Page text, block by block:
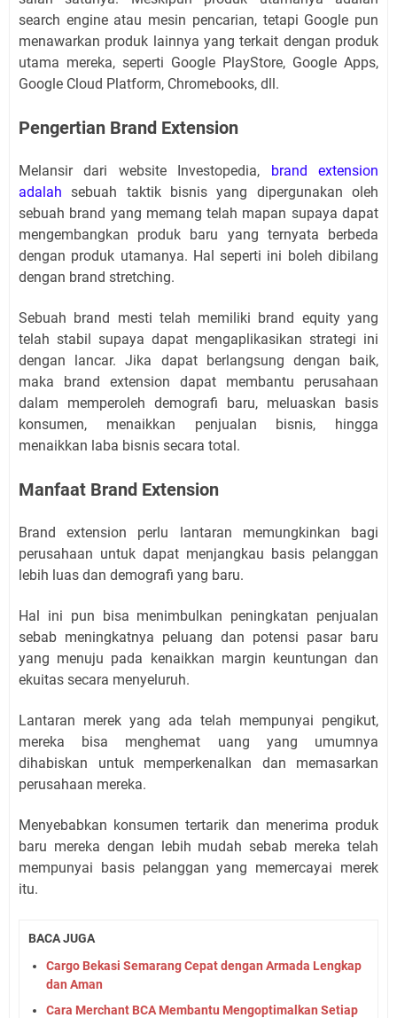
search engine atau mesin pencarian, tetapi Google pun
menawarkan produk lainnya yang terkait dengan produk
utama mereka, seperti Google PlayStore, Google Apps,
Google Cloud Platform, Chromebooks, dll.
Pengertian Brand Extension
Melansir dari website Investopedia, brand extension
adalah sebuah taktik bisnis yang dipergunakan oleh
sebuah brand yang memang telah mapan supaya dapat
mengembangkan produk baru yang ternyata berbeda
dengan produk utamanya. Hal seperti ini boleh dibilang
dengan brand stretching.
Sebuah brand mesti telah memiliki brand equity yang
telah stabil supaya dapat mengaplikasikan strategi ini
dengan lancar. Jika dapat berlangsung dengan baik,
maka brand extension dapat membantu perusahaan
dalam memperoleh demografi baru, meluaskan basis
konsumen, menaikkan penjualan bisnis, hingga
menaikkan laba bisnis secara total.
Manfaat Brand Extension
Brand extension perlu lantaran memungkinkan bagi
perusahaan untuk dapat menjangkau basis pelanggan
lebih luas dan demografi yang baru.
Hal ini pun bisa menimbulkan peningkatan penjualan
sebab meningkatnya peluang dan potensi pasar baru
yang menuju pada kenaikkan margin keuntungan dan
ekuitas secara menyeluruh.
Lantaran merek yang ada telah mempunyai pengikut,
mereka bisa menghemat uang yang umumnya
dihabiskan untuk memperkenalkan dan memasarkan
perusahaan mereka.
Menyebabkan konsumen tertarik dan menerima produk
baru mereka dengan lebih mudah sebab mereka telah
mempunyai basis pelanggan yang memercayai merek
itu.
BACA JUGA
Cargo Bekasi Semarang Cepat dengan Armada Lengkap
dan Aman
Cara Merchant BCA Membantu Mengoptimalkan Setiap